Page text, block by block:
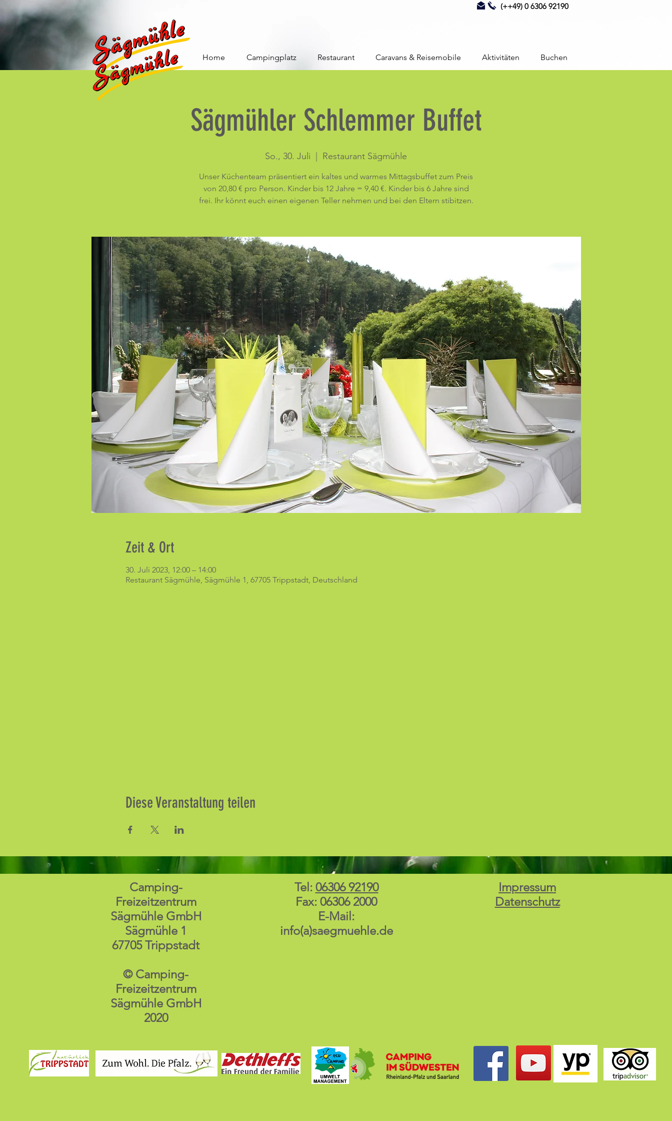
(++49) 0 6306 92190
Home Campingplatz Restaurant Caravans & Reisemobile Aktivitäten Buchen
Sägmühler Schlemmer Buffet
So., 30. Juli Restaurant Sägmühle
Unser Küchenteam präsentiert ein kaltes und warmes Mittagsbuffet zum Preis
von 20,80 € pro Person. Kinder bis 12 Jahre = 9,40 €. Kinder bis 6 Jahre sind
frei. Ihr könnt euch einen eigenen Teller nehmen und bei den Eltern stibitzen.
Zeit & Ort
30. Juli 2023, 12:00 – 14:00
Restaurant Sägmühle, Sägmühle 1, 67705 Trippstadt, Deutschland
Diese Veranstaltung teilen
Camping-
Freizeitzentrum
Sägmühle GmbH
Sägmühle 1
67705 Trippstadt
© Camping-
Freizeitzentrum
Sägmühle GmbH
2020
Tel: 06306 92190
Fax: 06306 2000
E-Mail:
info(a)saegmuehle.de
Impressum
Datenschutz